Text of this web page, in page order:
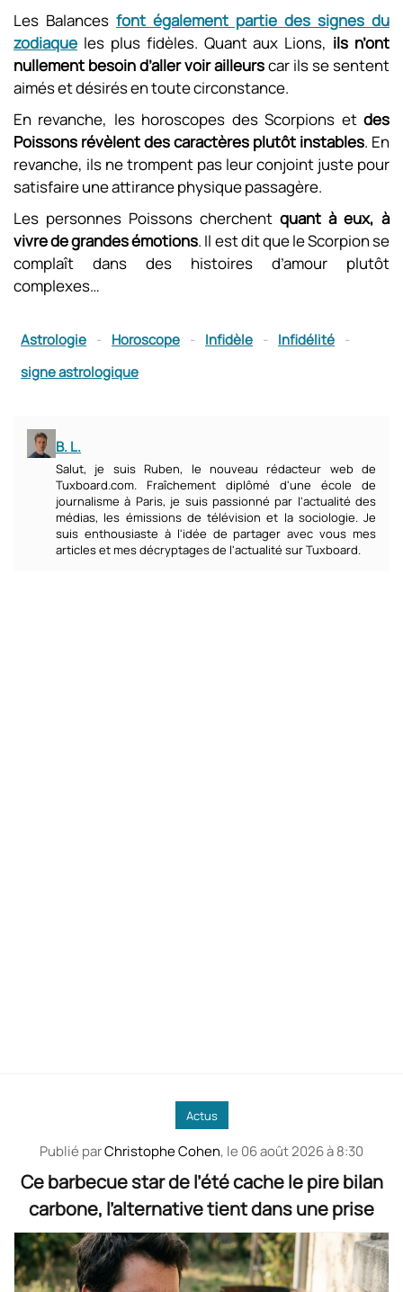
Les Balances font également partie des signes du
zodiaque les plus fidèles. Quant aux Lions, ils n’ont
nullement besoin d’aller voir ailleurscar ils se sentent
aimés et désirés en toute circonstance.
En revanche, les horoscopes des Scorpions et des
Poissons révèlent des caractères plutôt instables. En
revanche, ils ne trompent pas leur conjoint juste pour
satisfaire une attirance physique passagère.
Les personnes Poissons cherchent quant à eux, à
vivre de grandes émotions. Il est dit que le Scorpion se
complaît dans des histoires d’amour plutôt
complexes…
Astrologie - Horoscope - Infidèle - Infidélité -
signe astrologique
B. L.
Salut, je suis Ruben, le nouveau rédacteur web de
Tuxboard.com. Fraîchement diplômé d'une école de
journalisme à Paris, je suis passionné par l'actualité des
médias, les émissions de télévision et la sociologie. Je
suis enthousiaste à l'idée de partager avec vous mes
articles et mes décryptages de l'actualité sur Tuxboard.
Actus
Publié parChristophe Cohen, le 06 août 2026 à 8:30
Ce barbecue star de l’été cache le pire bilan
carbone, l’alternative tient dans une prise